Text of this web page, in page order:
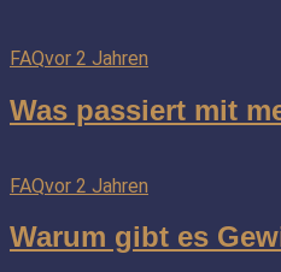
FAQvor 2 Jahren
Was passiert mit
FAQvor 2 Jahren
Warum gibt es